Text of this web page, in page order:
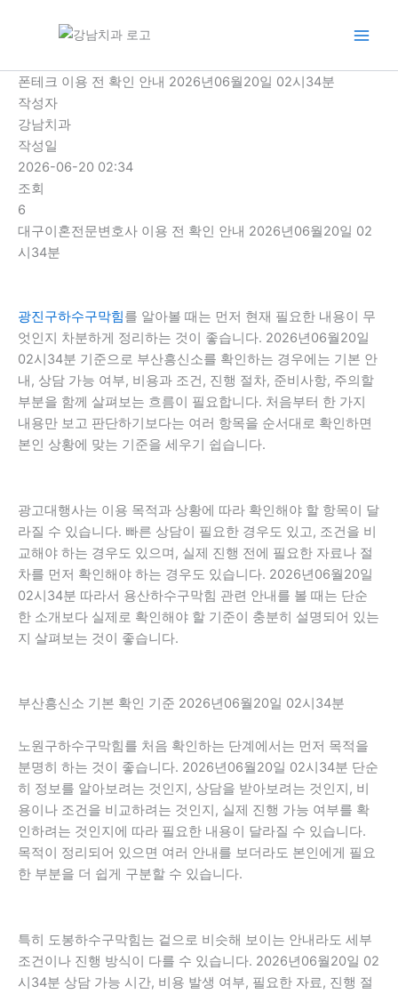
로 폰테크 이용 전 확인 안내 2026년06월20일 02시34분
작성자
강남치과
작성일
2026-06-20 02:34
조회
6
대구이혼전문변호사 이용 전 확인 안내 2026년06월20일 02
시34분
광진구하수구막힘를 알아볼 때는 먼저 현재 필요한 내용이 무
엇인지 차분하게 정리하는 것이 좋습니다. 2026년06월20일
02시34분 기준으로 부산흥신소를 확인하는 경우에는 기본 안
내, 상담 가능 여부, 비용과 조건, 진행 절차, 준비사항, 주의할
부분을 함께 살펴보는 흐름이 필요합니다. 처음부터 한 가지
내용만 보고 판단하기보다는 여러 항목을 순서대로 확인하면
본인 상황에 맞는 기준을 세우기 쉽습니다.
광고대행사는 이용 목적과 상황에 따라 확인해야 할 항목이 달
라질 수 있습니다. 빠른 상담이 필요한 경우도 있고, 조건을 비
교해야 하는 경우도 있으며, 실제 진행 전에 필요한 자료나 절
차를 먼저 확인해야 하는 경우도 있습니다. 2026년06월20일
02시34분 따라서 용산하수구막힘 관련 안내를 볼 때는 단순
한 소개보다 실제로 확인해야 할 기준이 충분히 설명되어 있는
지 살펴보는 것이 좋습니다.
부산흥신소 기본 확인 기준 2026년06월20일 02시34분
노원구하수구막힘를 처음 확인하는 단계에서는 먼저 목적을
분명히 하는 것이 좋습니다. 2026년06월20일 02시34분 단순
히 정보를 알아보려는 것인지, 상담을 받아보려는 것인지, 비
용이나 조건을 비교하려는 것인지, 실제 진행 가능 여부를 확
인하려는 것인지에 따라 필요한 내용이 달라질 수 있습니다.
목적이 정리되어 있으면 여러 안내를 보더라도 본인에게 필요
한 부분을 더 쉽게 구분할 수 있습니다.
특히 도봉하수구막힘는 겉으로 비슷해 보이는 안내라도 세부
조건이나 진행 방식이 다를 수 있습니다. 2026년06월20일 02
시34분 상담 가능 시간, 비용 발생 여부, 필요한 자료, 진행 절